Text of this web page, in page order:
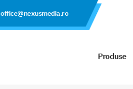
office@nexusmedia.ro
Produse